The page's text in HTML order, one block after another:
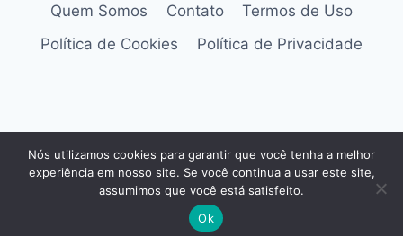
Quem Somos Contato
Termos de Uso
Política de Cookies
Política de Privacidade
cultivo consciente e cuidado com plantas em
ambientes reais.
Nós utilizamos cookies para garantir que você tenha a melhor
experiência em nosso site. Se você continua a usar este site,
assumimos que você está satisfeito.
Ok